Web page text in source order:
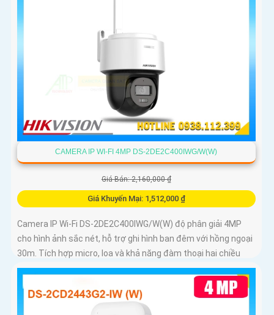
CAMERA IP WI-FI 4MP DS-2DE2C400IWG/W(W)
Giá Bán: 2,160,000 ₫
Giá Khuyến Mại: 1,512,000 ₫
Camera IP Wi-Fi DS-2DE2C400IWG/W(W) độ phân giải 4MP
cho hình ảnh sắc nét, hỗ trợ ghi hình ban đêm với hồng ngoại
30m. Tích hợp micro, loa và khả năng đàm thoại hai chiều